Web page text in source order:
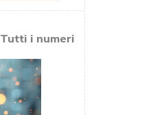
Tutti i numeri